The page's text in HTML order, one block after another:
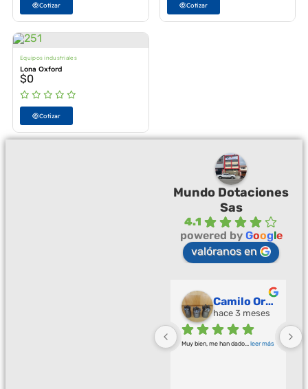
Cotizar Cotizar
Equipos industriales
Lona Oxford
$0
Cotizar
Mundo Dotaciones
Sas
4.1
powered by Google
valóranos en
Camilo Ortegón
hace 3 meses
Muy bien, me han dado leer más